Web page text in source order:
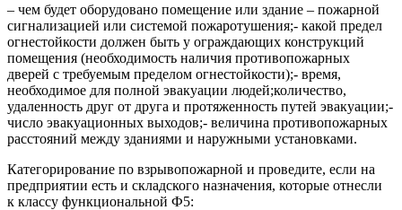
– чем будет оборудовано помещение или здание – пожарной
сигнализацией или системой пожаротушения;- какой предел
огнестойкости должен быть у ограждающих конструкций
помещения (необходимость наличия противопожарных
дверей с требуемым пределом огнестойкости);- время,
необходимое для полной эвакуации людей;количество,
удаленность друг от друга и протяженность путей эвакуации;-
число эвакуационных выходов;- величина противопожарных
расстояний между зданиями и наружными установками.
Категорирование по взрывопожарной и проведите, если на
предприятии есть и складского назначения, которые отнесли
к классу функциональной Ф5: